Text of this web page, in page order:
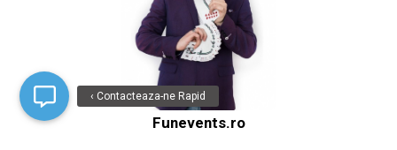
Funevents.ro
‹ Contacteaza-ne Rapid